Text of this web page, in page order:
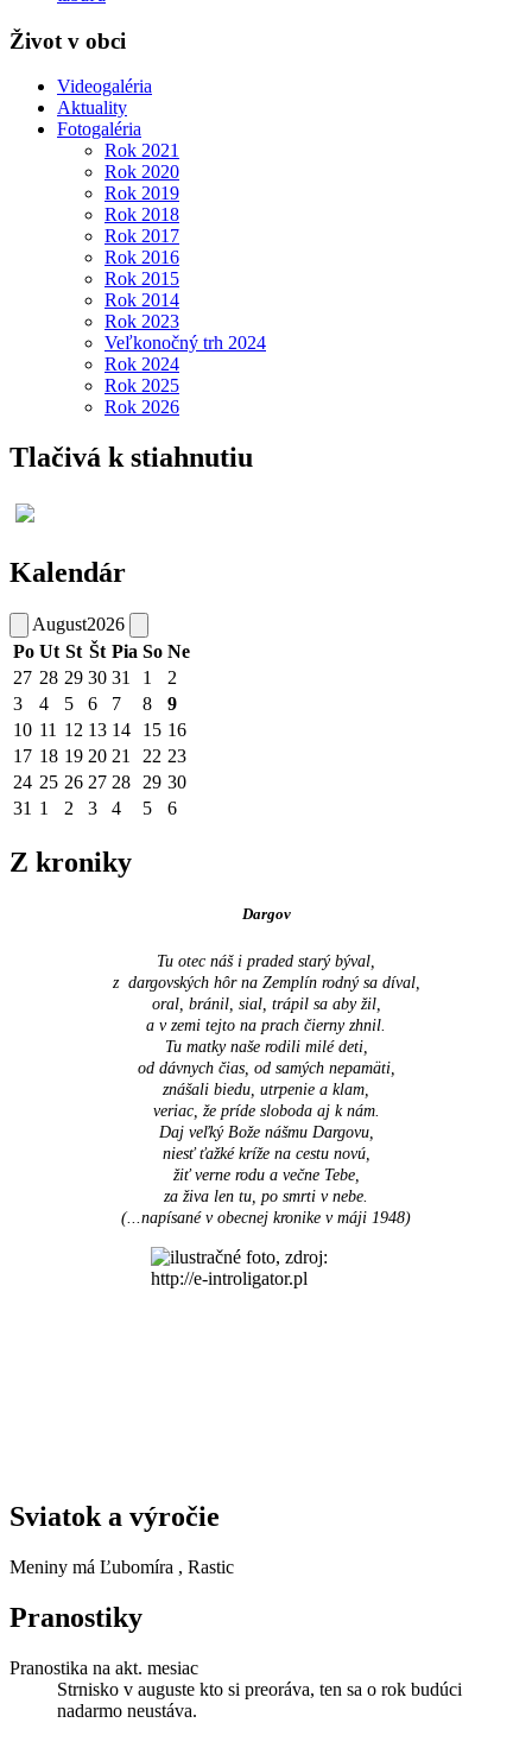
Život v obci
Videogaléria
Aktuality
Fotogaléria
Rok 2021
Rok 2020
Rok 2019
Rok 2018
Rok 2017
Rok 2016
Rok 2015
Rok 2014
Rok 2023
Veľkonočný trh 2024
Rok 2024
Rok 2025
Rok 2026
Tlačivá k stiahnutiu
Kalendár
August2026
Po Ut St Št Pia So Ne
27 28 29 30 31 1
2
3
4 5 6 7 8
9
10 11 12 13 14 15 16
17 18 19 20 21 22 23
24 25 26 27 28 29 30
31 1 2 3 4 5 6
Z kroniky
Dargov
Tu otec náš i praded starý býval,
z dargovských hôr na Zemplín rodný sa díval,
oral, bránil, sial, trápil sa aby žil,
a v zemi tejto na prach čierny zhnil.
Tu matky naše rodili milé deti,
od dávnych čias, od samých nepamäti,
znášali biedu, utrpenie a klam,
veriac, že príde sloboda aj k nám.
Daj veľký Bože nášmu Dargovu,
niesť ťažké kríže na cestu novú,
žiť verne rodu a večne Tebe,
za živa len tu, po smrti v nebe.
(...napísané v obecnej kronike v máji 1948)
Sviatok a výročie
Meniny má Ľubomíra , Rastic
Pranostiky
Pranostika na akt. mesiac
Strnisko v auguste kto si preoráva, ten sa o rok budúci
nadarmo neustáva.